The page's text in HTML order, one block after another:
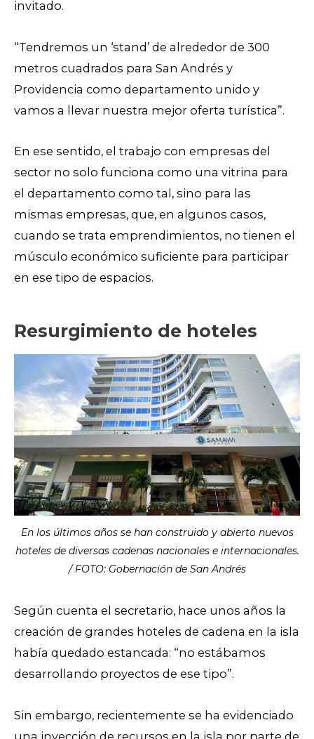
invitado.
“Tendremos un ‘stand’ de alrededor de 300
metros cuadrados para San Andrés y
Providencia como departamento unido y
vamos a llevar nuestra mejor oferta turística”.
En ese sentido, el trabajo con empresas del
sector no solo funciona como una vitrina para
el departamento como tal, sino para las
mismas empresas, que, en algunos casos,
cuando se trata emprendimientos, no tienen el
músculo económico suficiente para participar
en ese tipo de espacios.
Resurgimiento de hoteles
En los últimos años se han construido y abierto nuevos
hoteles de diversas cadenas nacionales e internacionales.
/ FOTO: Gobernación de San Andrés
Según cuenta el secretario, hace unos años la
creación de grandes hoteles de cadena en la isla
había quedado estancada: “no estábamos
desarrollando proyectos de ese tipo”.
Sin embargo, recientemente se ha evidenciado
una inyección de recursos en la isla por parte de